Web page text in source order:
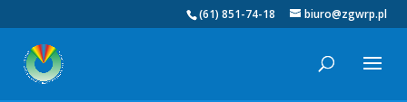
(61) 851-74-18 biuro@zgwrp.pl